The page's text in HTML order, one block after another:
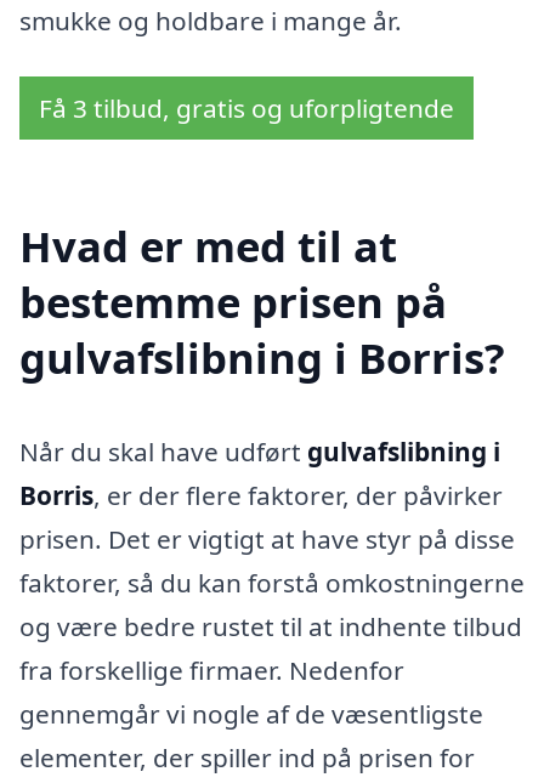
smukke og holdbare i mange år.
Få 3 tilbud, gratis og uforpligtende
Hvad er med til at
bestemme prisen på
gulvafslibning i Borris?
Når du skal have udført gulvafslibning i
Borris, er der flere faktorer, der påvirker
prisen. Det er vigtigt at have styr på disse
faktorer, så du kan forstå omkostningerne
og være bedre rustet til at indhente tilbud
fra forskellige firmaer. Nedenfor
gennemgår vi nogle af de væsentligste
elementer, der spiller ind på prisen for